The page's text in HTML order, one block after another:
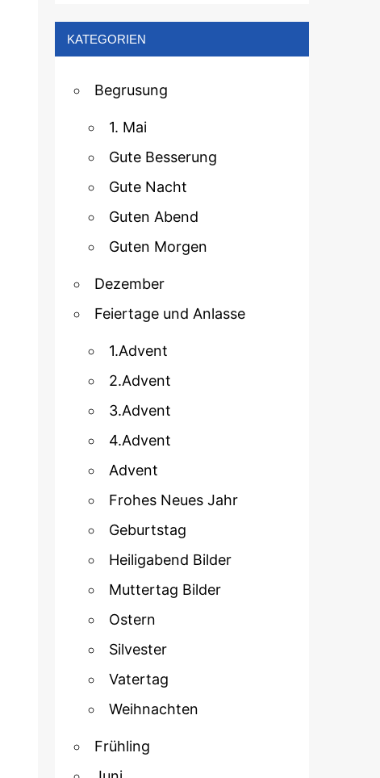
KATEGORIEN
Begrusung
1. Mai
Gute Besserung
Gute Nacht
Guten Abend
Guten Morgen
Dezember
Feiertage und Anlasse
1.Advent
2.Advent
3.Advent
4.Advent
Advent
Frohes Neues Jahr
Geburtstag
Heiligabend Bilder
Muttertag Bilder
Ostern
Silvester
Vatertag
Weihnachten
Frühling